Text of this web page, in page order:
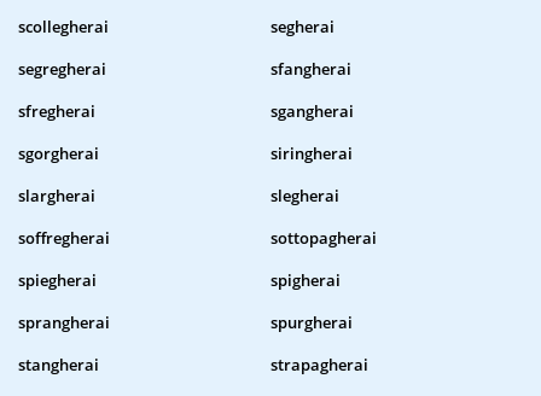
scollegherai
segherai
segregherai
sfangherai
sfregherai
sgangherai
sgorgherai
siringherai
slargherai
slegherai
soffregherai
sottopagherai
spiegherai
spigherai
sprangherai
spurgherai
stangherai
strapagherai